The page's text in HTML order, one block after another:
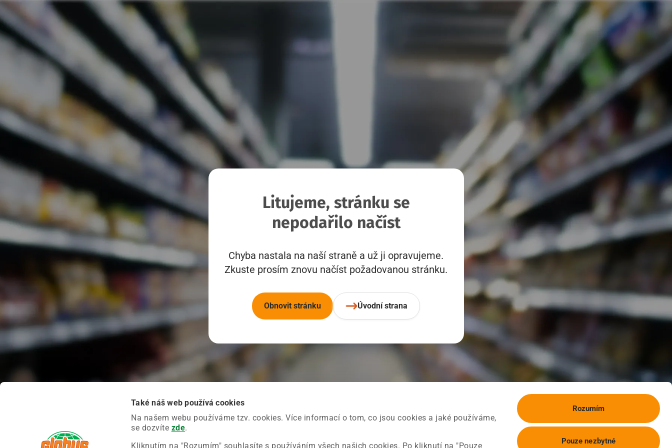
Také náš web používá cookies
Na našem webu používáme tzv. cookies. Více informací o tom, co jsou cookies a jaké používáme,
se dozvíte zde.
Kliknutím na "Rozumím" souhlasíte s používáním všech našich cookies. Po kliknutí na "Pouze
Rozumím
Pouze nezbytné
Litujeme, stránku se
nepodařilo načíst
Chyba nastala na naší straně a už ji opravujeme.
Zkuste prosím znovu načíst požadovanou stránku.
Obnovit stránku Úvodní strana